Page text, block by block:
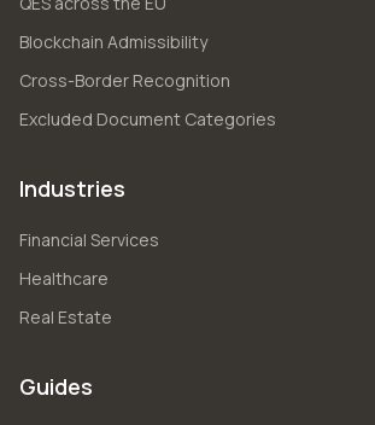
Blockchain Admissibility
Cross-Border Recognition
Excluded Document Categories
Industries
Financial Services
Healthcare
Real Estate
Guides